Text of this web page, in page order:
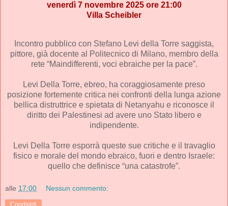
venerdì 7 novembre 2025 ore 21:00
Villa Scheibler
Incontro pubblico con Stefano Levi della Torre saggista,
pittore, già docente al Politecnico di Milano, membro della
rete “Maindifferenti, voci ebraiche per la pace”.
Levi Della Torre, ebreo, ha coraggiosamente preso
posizione fortemente critica nei confronti della lunga azione
bellica distruttrice e spietata di Netanyahu e riconosce il
diritto dei Palestinesi ad avere uno Stato libero e
indipendente.
Levi Della Torre esporrà queste sue critiche e il travaglio
fisico e morale del mondo ebraico, fuori e dentro Israele:
quello che definisce “una catastrofe”.
alle 17:00 Nessun commento:
Condividi